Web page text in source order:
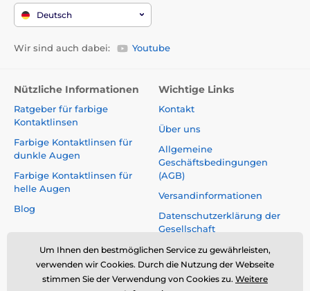
Deutsch
Wir sind auch dabei: Youtube
Nützliche Informationen
Ratgeber für farbige
Kontaktlinsen
Farbige Kontaktlinsen für
dunkle Augen
Farbige Kontaktlinsen für
helle Augen
Blog
Wichtige Links
Kontakt
Über uns
Allgemeine
Geschäftsbedingungen
(AGB)
Versandinformationen
Datenschutzerklärung der
Gesellschaft
Reklamationen und Rücktritt
vom Vertrag
Sicherheit und Qualität ohne
Um Ihnen den bestmöglichen Service zu gewährleisten,
verwenden wir Cookies. Durch die Nutzung der Webseite
stimmen Sie der Verwendung von Cookies zu. Weitere